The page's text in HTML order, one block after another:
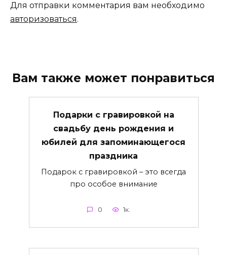
Для отправки комментария вам необходимо
авторизоваться.
Вам также может понравиться
Подарки с гравировкой на
свадьбу день рождения и
юбилей для запоминающегося
праздника
Подарок с гравировкой – это всегда
про особое внимание
0 1к.